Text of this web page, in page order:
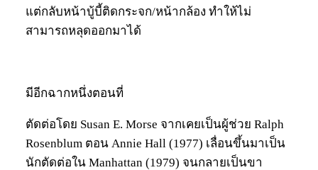
แต่กลับหน้าบู้บี้ติดกระจก/หน้ากล้อง ทำให้ไม่
สามารถหลุดออกมาได้
มีอีกฉากหนึ่งตอนที่
ตัดต่อโดย Susan E. Morse จากเคยเป็นผู้ช่วย Ralph
Rosenblum ตอน Annie Hall (1977) เลื่อนขึ้นมาเป็น
นักตัดต่อใน Manhattan (1979) จนกลายเป็นขา